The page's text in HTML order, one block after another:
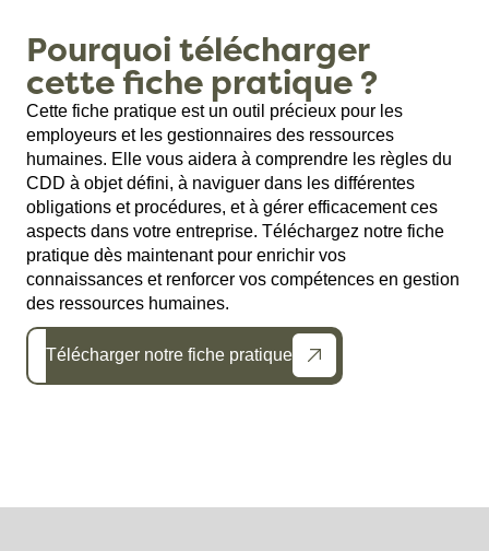
Pourquoi télécharger
cette fiche pratique ?
Cette fiche pratique est un outil précieux pour les
employeurs et les gestionnaires des ressources
humaines. Elle vous aidera à comprendre les règles du
CDD à objet défini, à naviguer dans les différentes
obligations et procédures, et à gérer efficacement ces
aspects dans votre entreprise. Téléchargez notre fiche
pratique dès maintenant pour enrichir vos
connaissances et renforcer vos compétences en gestion
des ressources humaines.
Télécharger notre fiche pratique